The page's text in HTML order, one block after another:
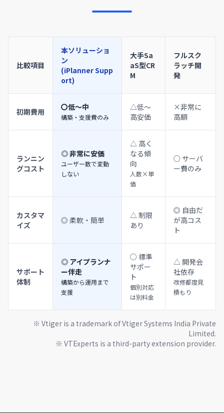
比較項目
本ソリューショ
ン
(iPlanner Supp
ort)
大手Sa
aS型CR
M
フルスク
ラッチ開
発
初期費用 〇低〜中
構築・支援費のみ
△低～
高安価
×非常に
高額
ランニン
グコスト
◎ 非常に安価
ユーザー数で変動
しない
△ 高く
なる傾
向
人数×単
価
○ サーバ
ー費のみ
カスタマ
イズ
◎ 柔軟・簡単
△ 制限
あり
◎ 自由だ
が高コス
ト
サポート
体制
◎ アイプランナ
ー伴走
構築から運用まで
支援
○ 標準
サポー
ト
個別対応
は別料金
△ 開発会
社依存
改修都度見
積もり
※ Vtiger is a trademark of Vtiger Systems India Private
Limited.
※ VTExperts is a third-party extension provider.